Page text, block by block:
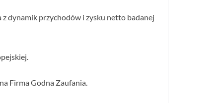
dynamik przychodów i zysku netto badanej
Firma Godna Zaufania.